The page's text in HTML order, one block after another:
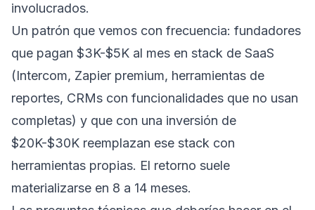
involucrados.
Un patrón que vemos con frecuencia: fundadores
que pagan $3K-$5K al mes en stack de SaaS
(Intercom, Zapier premium, herramientas de
reportes, CRMs con funcionalidades que no usan
completas) y que con una inversión de
$20K-$30K reemplazan ese stack con
herramientas propias. El retorno suele
materializarse en 8 a 14 meses.